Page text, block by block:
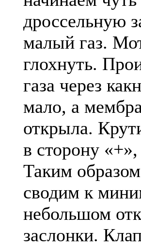
дроссельную
малый газ.
глохнуть.
газа через
мало, а
открыла.
в сторону
Таким
сводим к
небольшом
заслонки.